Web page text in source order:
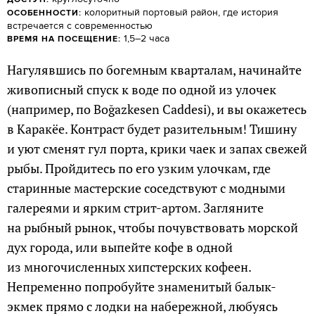
ОСОБЕННОСТИ: колоритный портовый район, где история
встречается с современностью
ВРЕМЯ НА ПОСЕЩЕНИЕ: 1,5–2 часа
Нагулявшись по богемным кварталам, начинайте
живописный спуск к воде по одной из улочек
(например, по Boğazkesen Caddesi), и вы окажетесь
в Каракёе. Контраст будет разительным! Тишину
и уют сменят гул порта, крики чаек и запах свежей
рыбы. Пройдитесь по его узким улочкам, где
старинные мастерские соседствуют с модными
галереями и ярким стрит-артом. Загляните
на рыбный рынок, чтобы почувствовать морской
дух города, или выпейте кофе в одной
из многочисленных хипстерских кофеен.
Непременно попробуйте знаменитый балык-
экмек прямо с лодки на набережной, любуясь